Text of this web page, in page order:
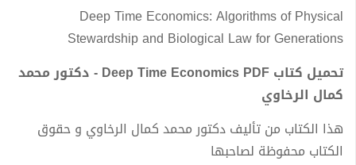
Deep Time Economics: Algorithms of Physical
Stewardship and Biological Law for Generations
تحميل كتاب Deep Time Economics PDF - دكتور محمد
كمال الرخاوي
هذا الكتاب من تأليف دكتور محمد كمال الرخاوي و حقوق
الكتاب محفوظة لصاحبها